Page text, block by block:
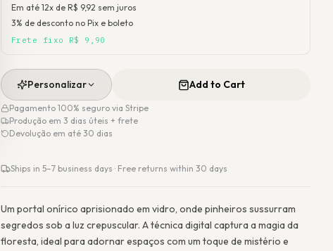
Em até 12x de R$ 9,92 sem juros
3% de desconto no Pix e boleto
Frete fixo R$ 9,90
Personalizar Add to Cart
Pagamento 100% seguro via Stripe
Produção em 3 dias úteis + frete
Devolução em até 30 dias
Ships in 5–7 business days · Free returns within 30 days
Um portal onírico aprisionado em vidro, onde pinheiros sussurram
segredos sob a luz crepuscular. A técnica digital captura a magia da
floresta, ideal para adornar espaços com um toque de mistério e